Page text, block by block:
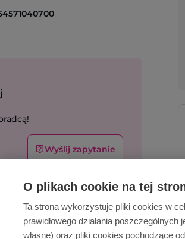
O plikach cookie na tej
Ta strona wykorzystuje pliki cookies w
prawidłowego działania poszczególnych
własne) oraz pliki cookies pochodzące
Wyślij zapytanie